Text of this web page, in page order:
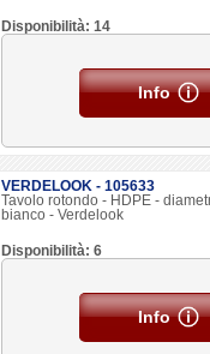
Disponibilità: 14
Info
VERDELOOK - 105633
Tavolo rotondo - HDPE -
bianco - Verdelook
Disponibilità: 6
Info